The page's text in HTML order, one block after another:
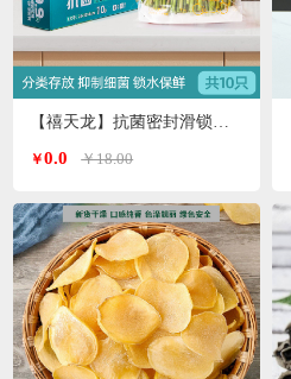
【禧天龙】抗菌密封滑锁保鲜袋大号 10只/盒KY-9827
￥0.0 ￥18.00